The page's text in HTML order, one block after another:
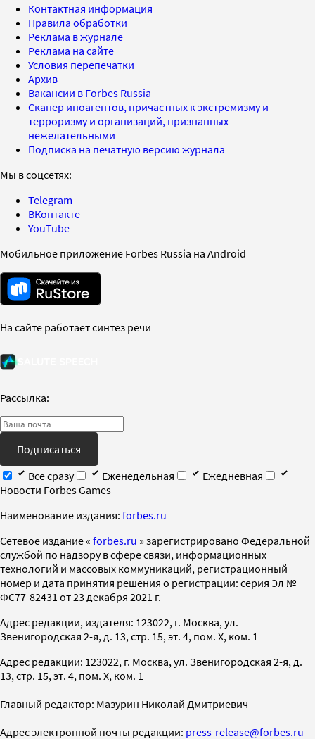
Контактная информация
Правила обработки
Реклама в журнале
Реклама на сайте
Условия перепечатки
Архив
Вакансии в Forbes Russia
Сканер иноагентов, причастных к экстремизму и
терроризму и организаций, признанных
нежелательными
Подписка на печатную версию журнала
Мы в соцсетях:
Telegram
ВКонтакте
YouTube
Мобильное приложение Forbes Russia на Android
На сайте работает синтез речи
Рассылка:
Подписаться
Все сразу
Еженедельная
Ежедневная
Новости Forbes Games
Наименование издания: forbes.ru
Cетевое издание « forbes.ru » зарегистрировано Федеральной
службой по надзору в сфере связи, информационных
технологий и массовых коммуникаций, регистрационный
номер и дата принятия решения о регистрации: серия Эл №
ФС77-82431 от 23 декабря 2021 г.
Адрес редакции, издателя: 123022, г. Москва, ул.
Звенигородская 2-я, д. 13, стр. 15, эт. 4, пом. X, ком. 1
Адрес редакции: 123022, г. Москва, ул. Звенигородская 2-я, д.
13, стр. 15, эт. 4, пом. X, ком. 1
Главный редактор: Мазурин Николай Дмитриевич
Адрес электронной почты редакции: press-release@forbes.ru